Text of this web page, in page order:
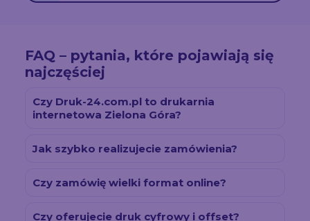
FAQ – pytania, które pojawiają się
najczęściej
Czy Druk-24.com.pl to drukarnia
internetowa Zielona Góra?
Jak szybko realizujecie zamówienia?
Czy zamówię wielki format online?
Czy oferujecie druk cyfrowy i offset?